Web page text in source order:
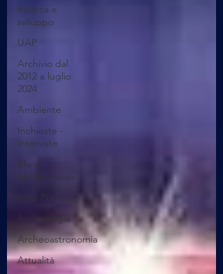
Ricerca e
sviluppo
UAP
Archivio dal
2012 a luglio
2024
Ambiente
Inchieste -
Interviste
Mare
Mediterraneo
Isole Pontine
Archeologia
Archeoastronomia
Attualità